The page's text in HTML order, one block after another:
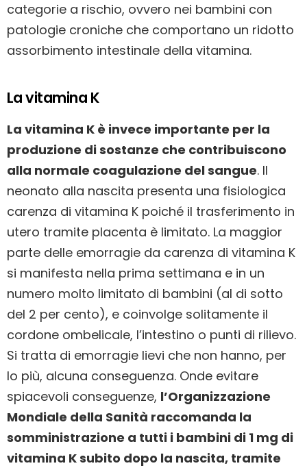
categorie a rischio, ovvero nei bambini con
patologie croniche che comportano un ridotto
assorbimento intestinale della vitamina.
La vitamina K
La vitamina K è invece importante per la
produzione di sostanze che contribuiscono
alla normale coagulazione del sangue. Il
neonato alla nascita presenta una fisiologica
carenza di vitamina K poiché il trasferimento in
utero tramite placenta è limitato. La maggior
parte delle emorragie da carenza di vitamina K
si manifesta nella prima settimana e in un
numero molto limitato di bambini (al di sotto
del 2 per cento), e coinvolge solitamente il
cordone ombelicale, l’intestino o punti di rilievo.
Si tratta di emorragie lievi che non hanno, per
lo più, alcuna conseguenza. Onde evitare
spiacevoli conseguenze, l’Organizzazione
Mondiale della Sanità raccomanda la
somministrazione a tutti i bambini di 1 mg di
vitamina K subito dopo la nascita, tramite